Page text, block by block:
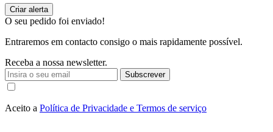
O seu pedido foi enviado!
Entraremos em contacto consigo o mais rapidamente possível.
Receba a nossa newsletter.
Subscrever
Aceito a Política de Privacidade e Termos de serviço